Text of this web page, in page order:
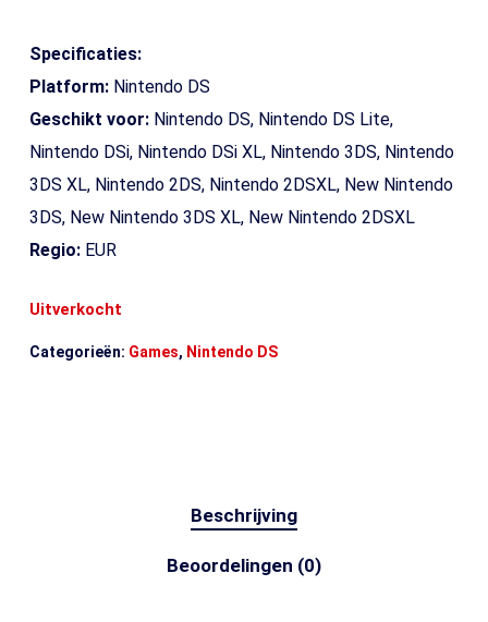
Specificaties:
Platform:Nintendo DS
Geschikt voor:Nintendo DS, Nintendo DS Lite,
Nintendo DSi, Nintendo DSi XL, Nintendo 3DS, Nintendo
3DS XL, Nintendo 2DS, Nintendo 2DSXL, New Nintendo
3DS, New Nintendo 3DS XL, New Nintendo 2DSXL
Regio:EUR
Uitverkocht
Categorieën: Games, Nintendo DS
Beschrijving
Beoordelingen (0)